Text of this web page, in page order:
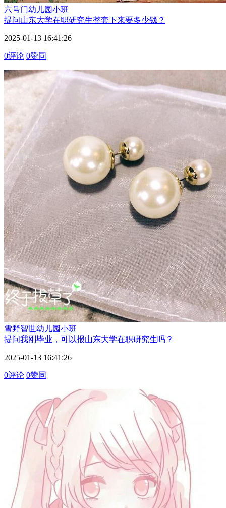
六号门幼儿园小班
提问山东大学在职研究生整套下来要多少钱？
2025-01-13 16:41:26
0评论 0赞同
雪野智世幼儿园小班
提问我刚毕业，可以报山东大学在职研究生吗？
2025-01-13 16:41:26
0评论 0赞同